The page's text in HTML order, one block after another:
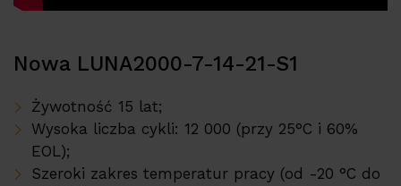
Nowa LUNA2000-7-14-21-S1
Żywotność 15 lat;
Wysoka liczba cykli: 12 000 (przy 25°C i 60%
EOL);
Szeroki zakres temperatur pracy (od -20 °C do